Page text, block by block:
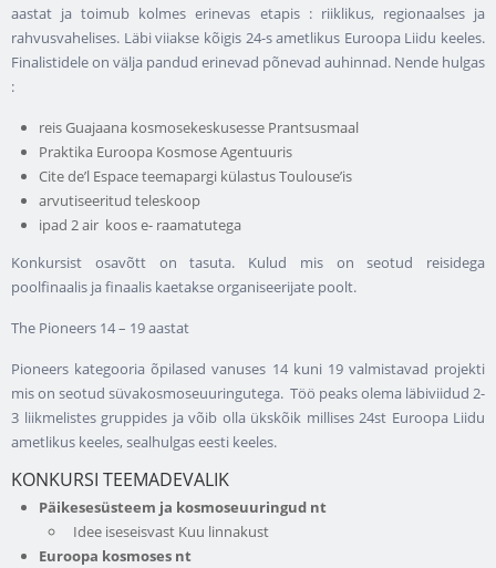
aastat ja toimub kolmes erinevas etapis : riiklikus, regionaalses ja
rahvusvahelises. Läbi viiakse kõigis 24-s ametlikus Euroopa Liidu keeles.
Finalistidele on välja pandud erinevad põnevad auhinnad. Nende hulgas
:
reis Guajaana kosmosekeskusesse Prantsusmaal
Praktika Euroopa Kosmose Agentuuris
Cite de’l Espace teemapargi külastus Toulouse’is
arvutiseeritud teleskoop
ipad 2 air koos e- raamatutega
Konkursist osavõtt on tasuta. Kulud mis on seotud reisidega
poolfinaalis ja finaalis kaetakse organiseerijate poolt.
The Pioneers 14 – 19 aastat
Pioneers kategooria õpilased vanuses 14 kuni 19 valmistavad projekti
mis on seotud süvakosmoseuuringutega. Töö peaks olema läbiviidud 2-
3 liikmelistes gruppides ja võib olla ükskõik millises 24st Euroopa Liidu
ametlikus keeles, sealhulgas eesti keeles.
KONKURSI TEEMADEVALIK
Päikesesüsteem ja kosmoseuuringud nt
Idee iseseisvast Kuu linnakust
Euroopa kosmoses nt